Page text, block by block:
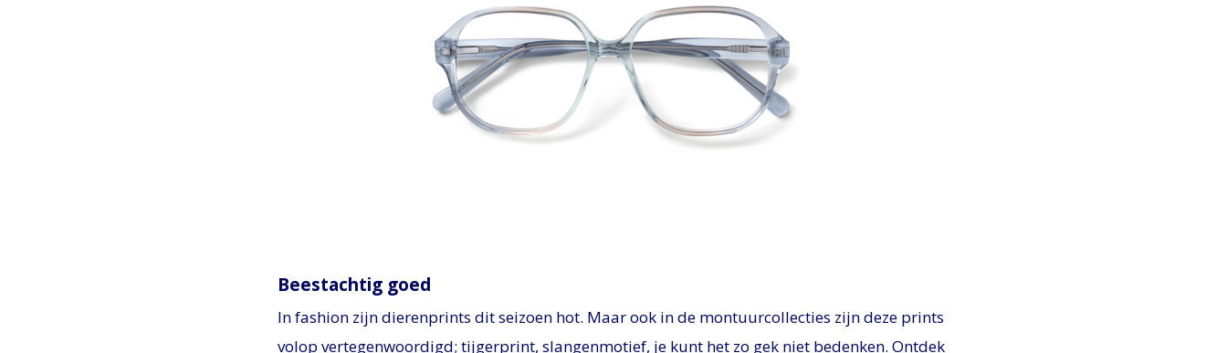
Beestachtig goed
In fashion zijn dierenprints dit seizoen hot. Maar ook in de montuurcollecties zijn deze prints
volop vertegenwoordigd; tijgerprint, slangenmotief, je kunt het zo gek niet bedenken. Ontdek